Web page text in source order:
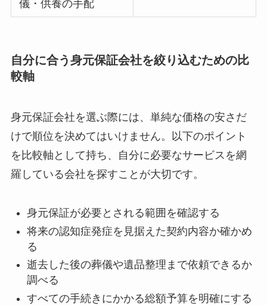
儀・供養の手配
自分に合う身元保証会社を絞り込むための比
較軸
身元保証会社を選ぶ際には、単純な価格の安さだ
けで順位を決めてはいけません。以下のポイント
を比較軸として持ち、自分に必要なサービスを網
羅している会社を探すことが大切です。
身元保証が必要とされる範囲を確認する
将来の認知症発症を見据えた契約内容か確かめ
る
逝去した後の葬儀や遺品整理まで依頼できるか
調べる
すべての手続きにかかる総額予算を明確にする